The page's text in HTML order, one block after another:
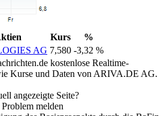
Kurs
%
AG 7,580 -3,32 %
kostenlose Realtime-
Kurse und Daten von ARIVA.DE AG.
angezeigte Seite?
Problem melden